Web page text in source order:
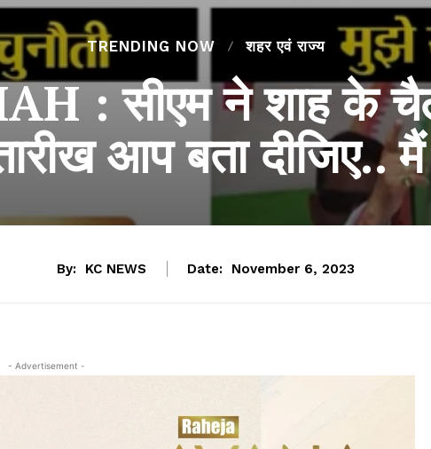
TRENDING NOW शहर एवं राज्य
: सीएम ने शाह के
आप बता दीजिए..
By: KC NEWS Date: November 6, 2023
- Advertisement -